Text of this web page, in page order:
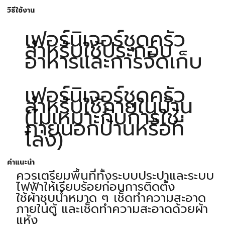
วิธีใช้งาน
เฟอร์นิเจอร์ชุดครัว
สำหรับใช้ประกอบ
อาหารและการจัดเก็บ
เฟอร์นิเจอร์ชุดครัว
สำหรับใช้ภายในบ้าน
(ไม่เหมาะกับการใช้
ภายนอกบ้านหรือที่
โล่ง)
คำแนะนำ
ควรเตรียมพื้นที่ทั้งระบบประปาและระบบ
ไฟฟ้าให้เรียบร้อยก่อนการติดตั้ง
ใช้ผ้าชุบน้ำหมาด ๆ เช็ดทำความสะอาด
ภายในตู้ และเช็ดทำความสะอาดด้วยผ้า
แห้ง